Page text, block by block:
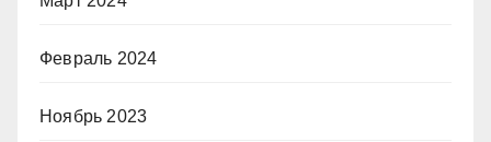
Февраль 2024
Ноябрь 2023